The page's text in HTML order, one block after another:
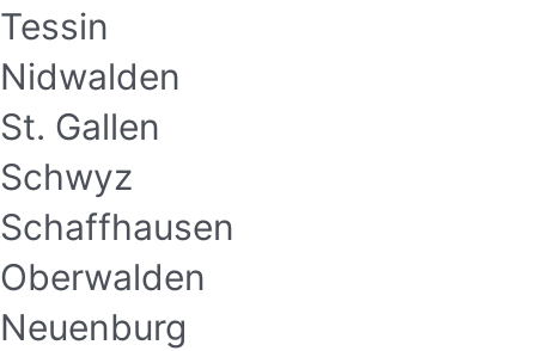
Tessin
Nidwalden
St. Gallen
Schwyz
Schaffhausen
Oberwalden
Neuenburg